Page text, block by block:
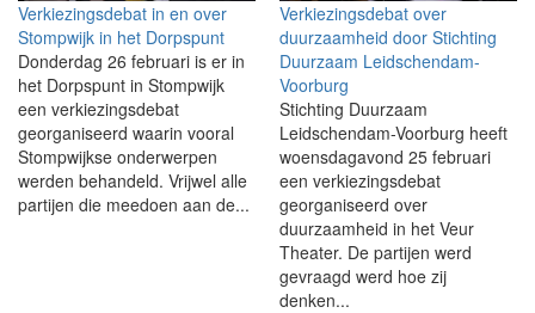
Verkiezingsdebat in en over
Stompwijk in het Dorpspunt
Donderdag 26 februari is er in
het Dorpspunt in Stompwijk
een verkiezingsdebat
georganiseerd waarin vooral
Stompwijkse onderwerpen
werden behandeld. Vrijwel alle
partijen die meedoen aan de...
Verkiezingsdebat over
duurzaamheid door Stichting
Duurzaam Leidschendam-
Voorburg
Stichting Duurzaam
Leidschendam-Voorburg heeft
woensdagavond 25 februari
een verkiezingsdebat
georganiseerd over
duurzaamheid in het Veur
Theater. De partijen werd
gevraagd werd hoe zij
denken...